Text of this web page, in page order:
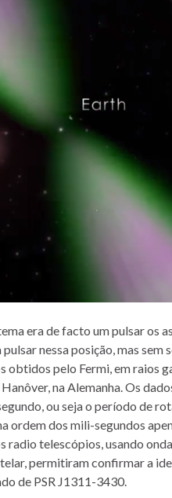
era de facto um pulsar os
nessa posição, mas
pelo Fermi, em raios
na Alemanha. Os
ou seja o período de
ordem dos mili-segundos
telescópios, usando
permitiram confirmar a
de PSR J1311-3430.